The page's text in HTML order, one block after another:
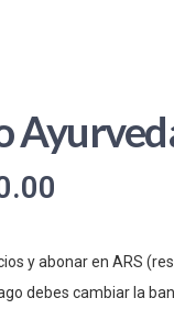
y abonar en ARS
debes cambiar la